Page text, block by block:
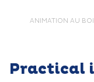
ANIMATION AU
Practical